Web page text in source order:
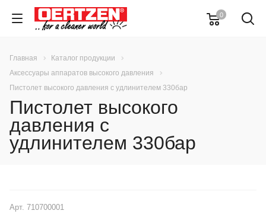
0
Главная
Каталог продукции
Аксессуары аппаратов высокого давления
Пистолет высокого давления с удлинителем 330бар
Пистолет высокого
давления с
удлинителем 330бар
Арт. 710700001